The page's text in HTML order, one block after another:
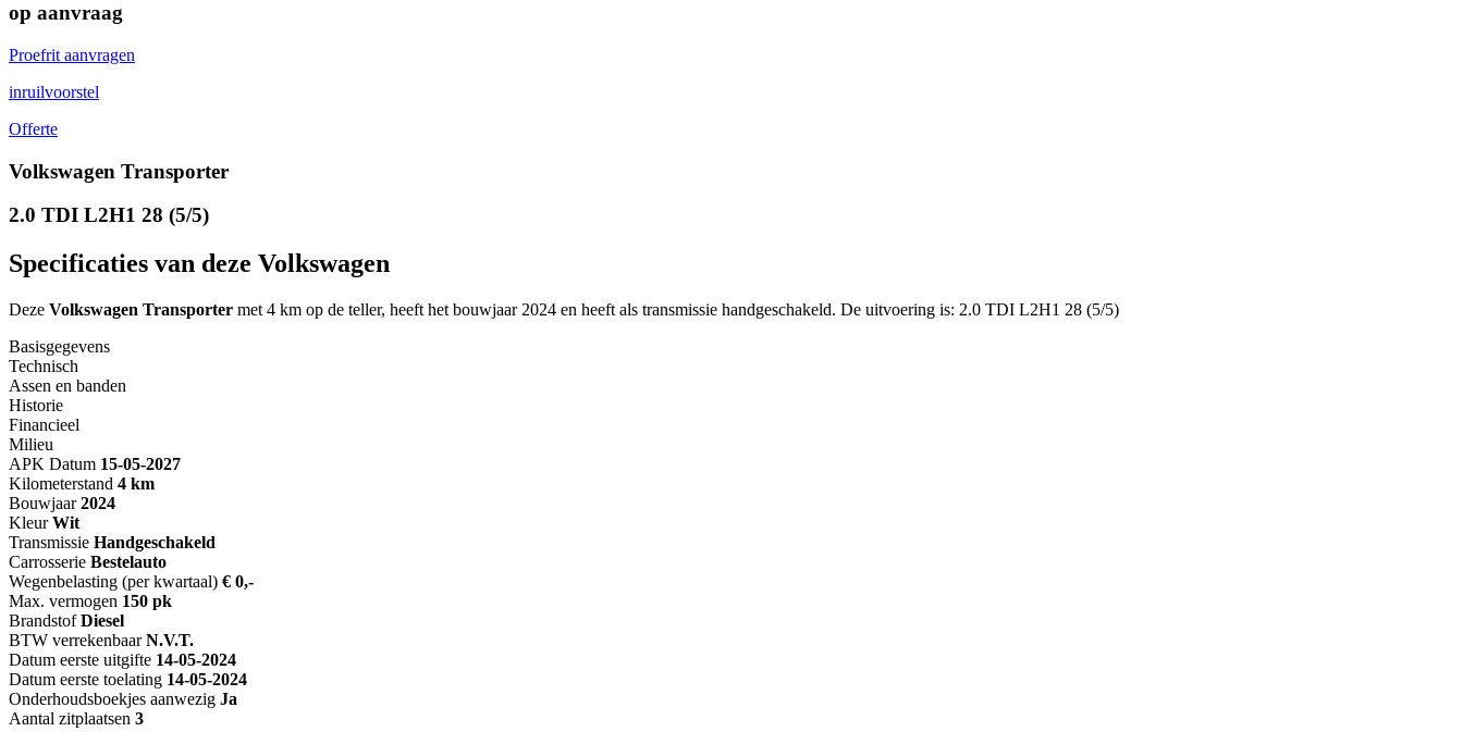
op aanvraag
Proefrit aanvragen
inruilvoorstel
Offerte
Volkswagen Transporter
2.0 TDI L2H1 28 (5/5)
Specificaties van deze Volkswagen
Deze Volkswagen Transporter met 4 km op de teller, heeft het bouwjaar 2024 en heeft als transmissie handgeschakeld. De uitvoering is: 2.0 TDI L2H1 28 (5/5)
Basisgegevens
Technisch
Assen en banden
Historie
Financieel
Milieu
APK Datum 15-05-2027
Kilometerstand 4 km
Bouwjaar 2024
Kleur Wit
Transmissie Handgeschakeld
Carrosserie Bestelauto
Wegenbelasting (per kwartaal) € 0,-
Max. vermogen 150 pk
Brandstof Diesel
BTW verrekenbaar N.V.T.
Datum eerste uitgifte 14-05-2024
Datum eerste toelating 14-05-2024
Onderhoudsboekjes aanwezig Ja
Aantal zitplaatsen 3